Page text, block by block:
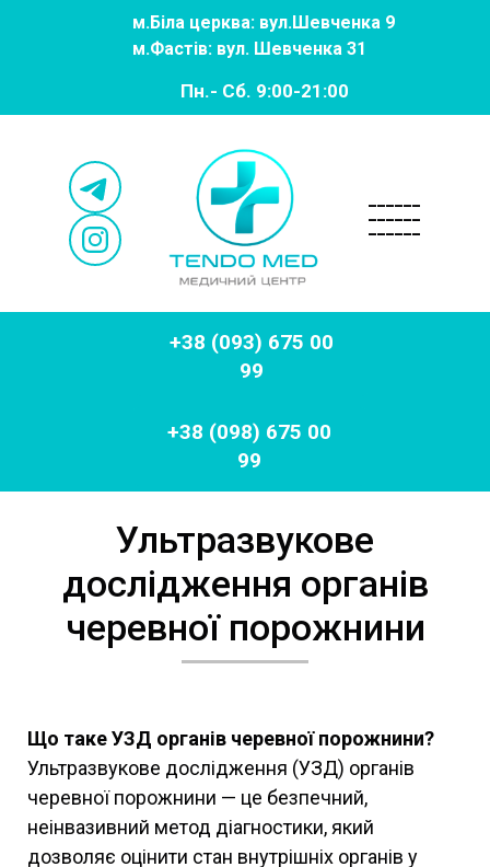
м.Біла церква: вул.Шевченка 9
м.Фастів: вул. Шевченка 31
Пн.- Сб. 9:00-21:00
______
______
+38 (093) 675 00
99
+38 (098) 675 00
99
Ультразвукове
дослідження органів
черевної порожнини
Що таке УЗД органів черевної порожнини?
Ультразвукове дослідження (УЗД) органів
черевної порожнини — це безпечний,
неінвазивний метод діагностики, який
дозволяє оцінити стан внутрішніх органів у